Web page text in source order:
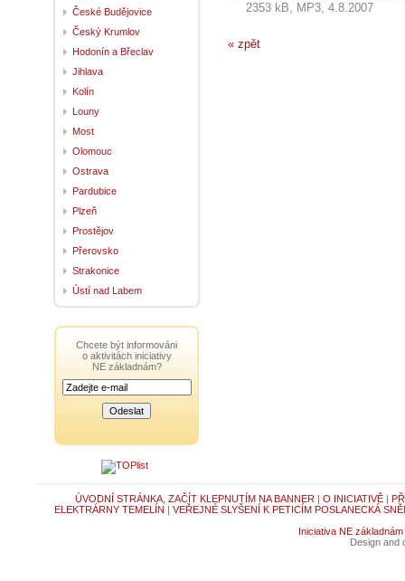
2353 kB, MP3, 4.8.2007
« zpět
České Budějovice
Český Krumlov
Hodonín a Břeclav
Jihlava
Kolín
Louny
Most
Olomouc
Ostrava
Pardubice
Plzeň
Prostějov
Přerovsko
Strakonice
Ústí nad Labem
Chcete být informováni
o aktivitách iniciativy
NE základnám?
ÚVODNÍ STRÁNKA, ZAČÍT KLEPNUTÍM NA BANNER | O INICIATIVĚ|
ELEKTRÁRNY TEMELÍN | VEŘEJNÉ SLYŠENÍ K PETICÍM POSLANECKÁ
Iniciativa NE základnám
Design and